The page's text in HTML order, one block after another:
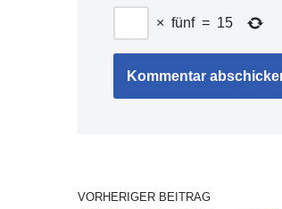
× fünf = 15
VORHERIGER BEITRAG